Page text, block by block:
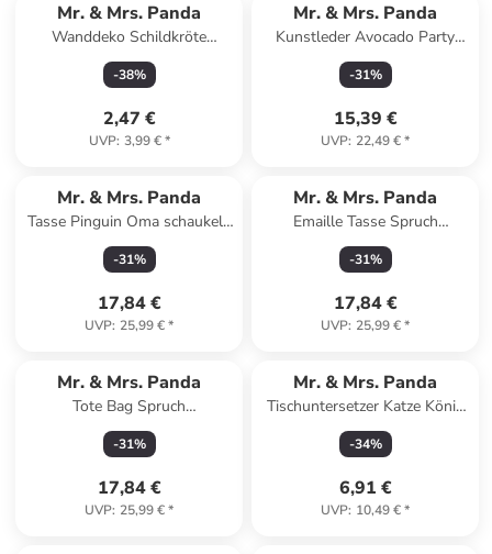
Mr. & Mrs. Panda
Wanddeko Schildkröte
MHerzieren mit Spruch in Blau
Pastell
-38%
2,47 €
UVP: 3,99 €*
Mr. & Mrs. Panda
Kunstleder Avocado Party
ohne Spruch in Gelb Pastell
-31%
15,39 €
UVP: 22,49 €*
Mr. & Mrs. Panda
Tasse Pinguin Oma schaukeln
mit Spruch in Grau Pastell
-31%
17,84 €
UVP: 25,99 €*
Mr. & Mrs. Panda
Emaille Tasse Spruch
Erleuchtung und Freiheit m...
in Weiß
-31%
17,84 €
UVP: 25,99 €*
Mr. & Mrs. Panda
Tote Bag Spruch
Geborgenheit im Zuhause mit
Spruch in Sky Blue
-31%
17,84 €
UVP: 25,99 €*
Mr. & Mrs. Panda
Tischuntersetzer Katze König
ohne Spruch in Weiß
-34%
6,91 €
UVP: 10,49 €*